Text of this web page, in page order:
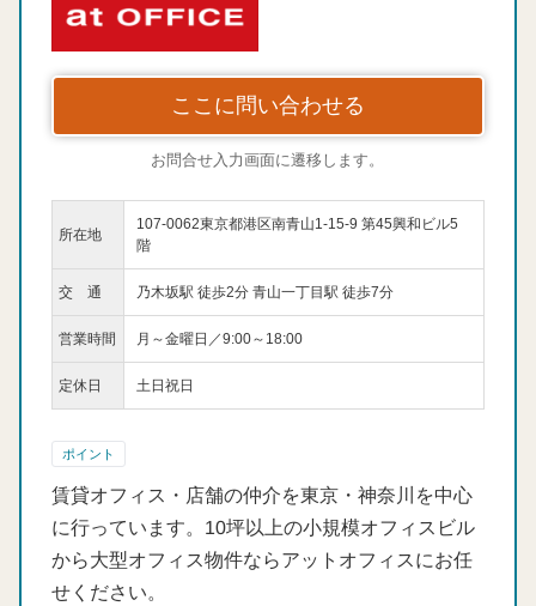
ここに問い合わせる
お問合せ入力画面に遷移します。
所在地
107-0062東京都港区南青山1-15-9 第45興和ビル5
階
交 通 乃木坂駅 徒歩2分 青山一丁目駅 徒歩7分
営業時間 月～金曜日／9:00～18:00
定休日 土日祝日
ポイント
賃貸オフィス・店舗の仲介を東京・神奈川を中心
に行っています。10坪以上の小規模オフィスビル
から大型オフィス物件ならアットオフィスにお任
せください。